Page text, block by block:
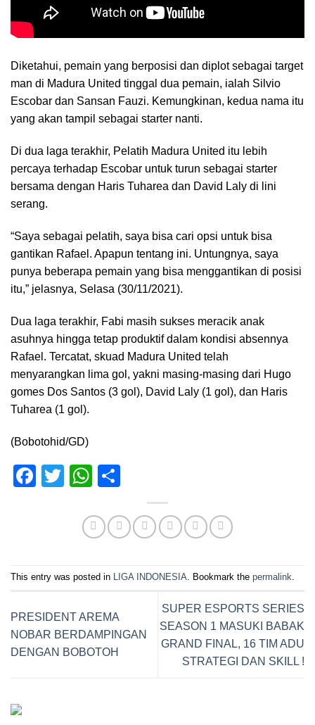
Diketahui, pemain yang berposisi dan diplot sebagai target
man di Madura United tinggal dua pemain, ialah Silvio
Escobar dan Sansan Fauzi. Kemungkinan, kedua nama itu
yang akan tampil sebagai starter nanti.
Di dua laga terakhir, Pelatih Madura United itu lebih
percaya terhadap Escobar untuk turun sebagai starter
bersama dengan Haris Tuharea dan David Laly di lini
serang.
“Saya sebagai pelatih, saya bisa cari opsi untuk bisa
gantikan Rafael. Apapun tentang ini. Untungnya, saya
punya beberapa pemain yang bisa menggantikan di posisi
itu,” jelasnya, Selasa (30/11/2021).
Dua laga terakhir, Fabi masih sukses meracik anak
asuhnya hingga tetap produktif dalam kondisi absennya
Rafael. Tercatat, skuad Madura United telah
menyarangkan lima gol, yakni masing-masing dari Hugo
gomes Dos Santos (3 gol), David Laly (1 gol), dan Haris
Tuharea (1 gol).
(Bobotohid/GD)
Facebook
TwitterWhatsApp
This entry was posted in LIGA INDONESIA . Bookmark the permalink
PRESIDENT AREMA
NOBAR BERDAMPINGAN
DENGAN BOBOTOH
SUPER ESPORTS SERIES
SEASON 1 MASUKI BABAK
GRAND FINAL, 16 TIM ADU
STRATEGI DAN SKILL !